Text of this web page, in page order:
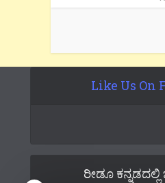
Like Us On
ರೀಡೂ